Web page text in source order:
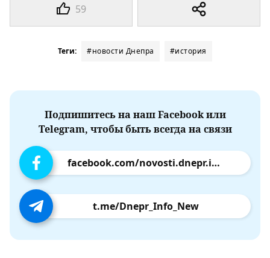
59
Теги: #новости Днепра #история
Подпишитесь на наш Facebook или
Telegram, чтобы быть всегда на связи
facebook.com/novosti.dnepr.info
t.me/Dnepr_Info_New